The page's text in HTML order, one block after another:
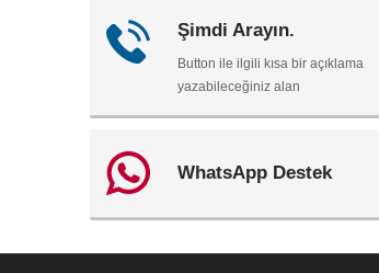
Şimdi Arayın.
Button ile ilgili kısa bir açıklama
yazabileceğiniz alan
WhatsApp Destek